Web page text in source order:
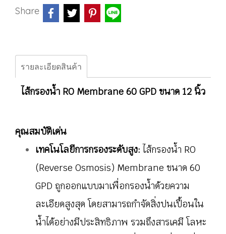
Share
รายละเอียดสินค้า
ไส้กรองน้ำ RO Membrane 60 GPD ขนาด 12 นิ้ว
คุณสมบัติเด่น
เทคโนโลยีการกรองระดับสูง: ไส้กรองน้ำ RO
(Reverse Osmosis) Membrane ขนาด 60
GPD ถูกออกแบบมาเพื่อกรองน้ำด้วยความ
ละเอียดสูงสุด โดยสามารถกำจัดสิ่งปนเปื้อนใน
น้ำได้อย่างมีประสิทธิภาพ รวมถึงสารเคมี โลหะ